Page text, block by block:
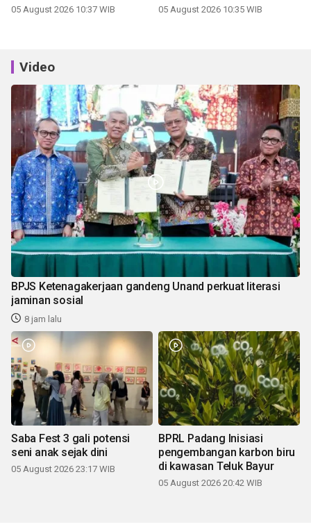
05 August 2026 10:37 WIB 05 August 2026 10:35 WIB
Video
BPJS Ketenagakerjaan gandeng Unand perkuat literasi
jaminan sosial
8 jam lalu
Saba Fest 3 gali potensi
seni anak sejak dini
05 August 2026 23:17 WIB
BPRL Padang Inisiasi
pengembangan karbon biru
di kawasan Teluk Bayur
05 August 2026 20:42 WIB